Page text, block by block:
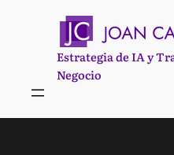
contenidoEstrategia de IA y
Negocio